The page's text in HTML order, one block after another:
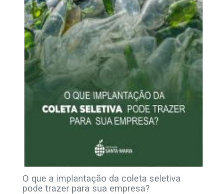
O que a implantação da coleta seletiva
pode trazer para sua empresa?